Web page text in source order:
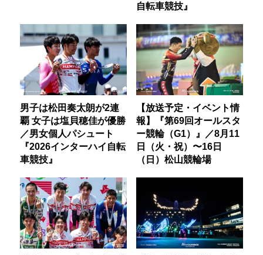
自転車競技』
男子は松田奏太朗が2連
覇 女子は塩貝穂佳が優勝
／男女個人パシュート
『2026インターハイ自転
車競技』
【放送予定・イベント情
報】『第69回オールスタ
ー競輪（G1）』／8月11
日（火・祝）〜16日
（日）松山競輪場